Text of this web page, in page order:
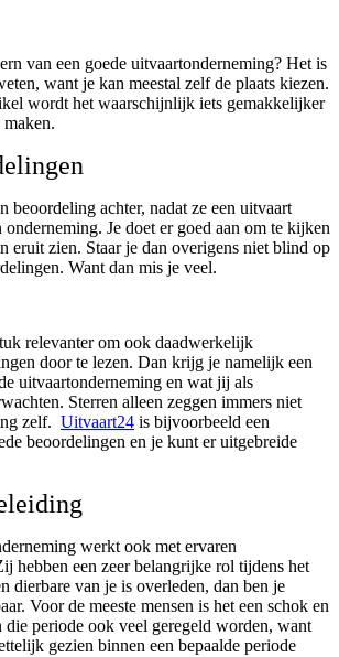
van een goede uitvaartonderneming? Het is
want je kan meestal zelf de plaats kiezen.
wordt het waarschijnlijk iets gemakkelijker
beoordeling achter, nadat ze een uitvaart
onderneming. Je doet er goed aan om te kijken
eruit zien. Staar je dan overigens niet blind op
Want dan mis je veel.
relevanter om ook daadwerkelijk
door te lezen. Dan krijg je namelijk een
uitvaartonderneming en wat jij als
Sterren alleen zeggen immers niet
zelf. Uitvaart24 is bijvoorbeeld een
beoordelingen en je kunt er uitgebreide
werkt ook met ervaren
hebben een zeer belangrijke rol tijdens het
dierbare van je is overleden, dan ben je
Voor de meeste mensen is het een schok en
periode ook veel geregeld worden, want
gezien binnen een bepaalde periode